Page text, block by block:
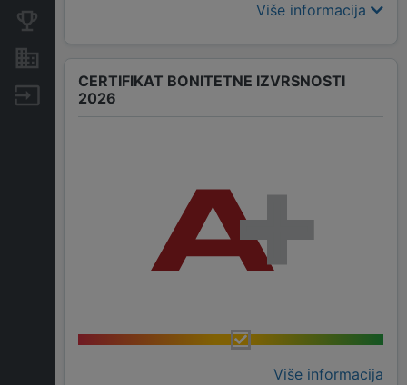
Nekretnine i imovina
Izvoz
Više informacija
CERTIFIKAT BONITETNE IZVRSNOSTI
2026
Više informacija